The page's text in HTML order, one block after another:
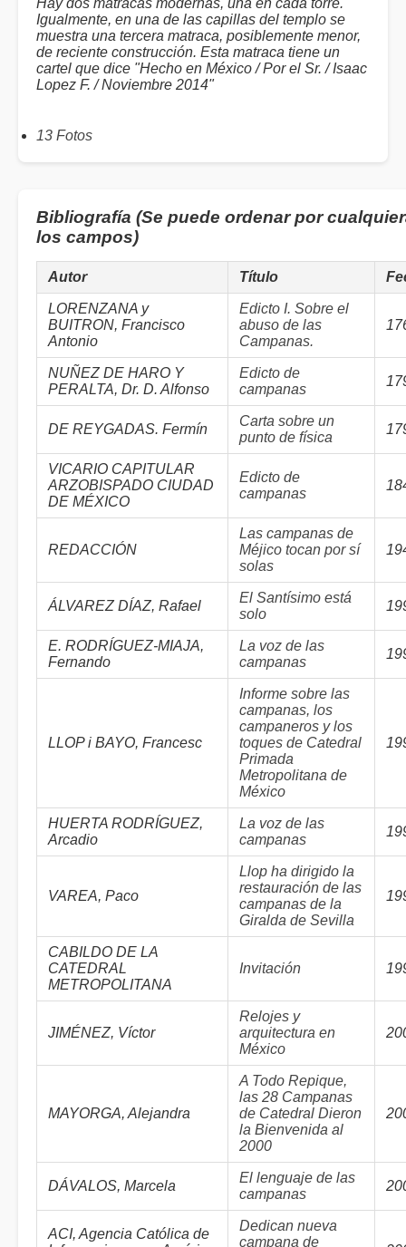
Hay dos matracas modernas, una en cada torre.
Igualmente, en una de las capillas del templo se
muestra una tercera matraca, posiblemente menor,
de reciente construcción. Esta matraca tiene un
cartel que dice "Hecho en México / Por el Sr. / Isaac
Lopez F. / Noviembre 2014"
13 Fotos
Bibliografía (Se puede ordenar por
los campos)
Autor Título
LORENZANA y
BUITRON, Francisco
Antonio
Edicto I. Sobre el
abuso de las
Campanas.
NUÑEZ DE HARO Y
PERALTA, Dr. D. Alfonso
Edicto de
campanas
DE REYGADAS. Fermín
Carta sobre un
punto de física
VICARIO CAPITULAR
ARZOBISPADO CIUDAD
DE MÉXICO
Edicto de
campanas
REDACCIÓN
Las campanas de
Méjico tocan por sí
solas
ÁLVAREZ DÍAZ, Rafael
El Santísimo está
solo
E. RODRÍGUEZ-MIAJA,
Fernando
La voz de las
campanas
LLOP i BAYO, Francesc
Informe sobre las
campanas, los
campaneros y los
toques de Catedral
Primada
Metropolitana de
México
HUERTA RODRÍGUEZ,
Arcadio
La voz de las
campanas
VAREA, Paco
Llop ha dirigido la
restauración de las
campanas de la
Giralda de Sevilla
CABILDO DE LA
CATEDRAL
METROPOLITANA
Invitación
JIMÉNEZ, Víctor
Relojes y
arquitectura en
México
MAYORGA, Alejandra
A Todo Repique,
las 28 Campanas
de Catedral Dieron
la Bienvenida al
2000
DÁVALOS, Marcela
El lenguaje de las
campanas
ACI, Agencia Católica de
Dedican nueva
campana de